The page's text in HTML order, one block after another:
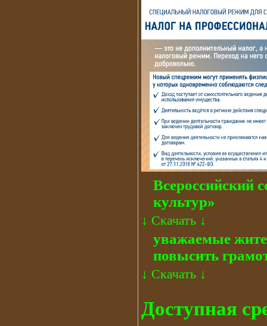
Всероссийский
культур»
↓ Скачать ↓
уважаемые
повысить
↓ Скачать ↓
Доступная